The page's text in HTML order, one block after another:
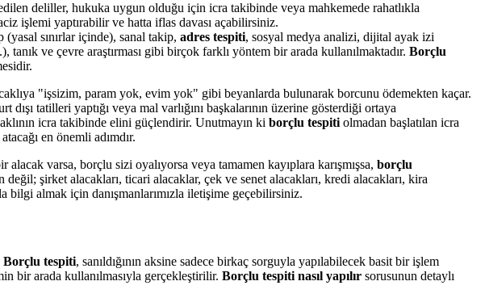
edilen deliller, hukuka uygun olduğu için icra takibinde veya mahkemede rahatlıkla
işlemi yaptırabilir ve hatta iflas davası açabilirsiniz.
(yasal sınırlar içinde), sanal takip, adres tespiti, sosyal medya analizi, dijital ayak izi
ve çevre araştırması gibi birçok farklı yöntem bir arada kullanılmaktadır. Borçlu
"işsizim, param yok, evim yok" gibi beyanlarda bulunarak borcunu ödemekten kaçar.
dışı tatilleri yaptığı veya mal varlığını başkalarının üzerine gösterdiği ortaya
icra takibinde elini güçlendirir. Unutmayın ki borçlu tespiti olmadan başlatılan icra
en önemli adımdır.
alacak varsa, borçlu sizi oyalıyorsa veya tamamen kayıplara karışmışsa, borçlu
değil; şirket alacakları, ticari alacaklar, çek ve senet alacakları, kredi alacakları, kira
bilgi almak için danışmanlarımızla iletişime geçebilirsiniz.
Borçlu tespiti, sanıldığının aksine sadece birkaç sorguyla yapılabilecek basit bir işlem
bir arada kullanılmasıyla gerçekleştirilir. Borçlu tespiti nasıl yapılır sorusunun detaylı